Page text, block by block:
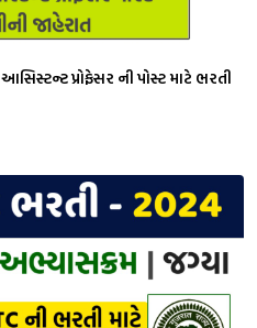
આસિસ્ટન્ટ પ્રોફેસર ની પોસ્ટ માટે ભરતી